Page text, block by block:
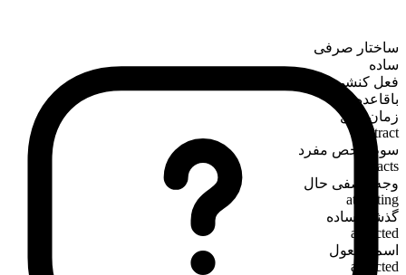
ساختار صرفی
ساده
فعل کنشی
باقاعده
زمان حال
attract
سوم‌شخص مفرد
attracts
وجه وصفی حال
attracting
گذشته ساده
attracted
اسم مفعول
attracted